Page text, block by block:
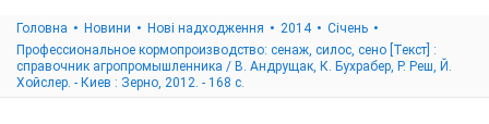
Головна Новини Нові надходження 2014
Січень
Профессиональное кормопроизводство: сенаж, силос, сено [Текст] :
справочник агропромышленника / В. Андрущак, К. Бухрабер, Р. Реш, Й.
Хойслер. - Киев : Зерно, 2012. - 168 с.